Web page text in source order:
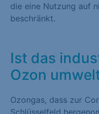
die eine Nutzung auf
beschränkt.
Ist das
Ozon
Ozongas, dass zur
Schlüsselfeld